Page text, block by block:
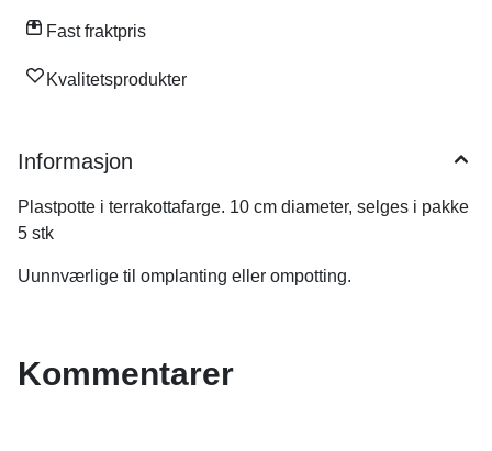
Fast fraktpris
Kvalitetsprodukter
Informasjon
Plastpotte i terrakottafarge. 10 cm diameter, selges i pakke
5 stk
Uunnværlige til omplanting eller ompotting.
Kommentarer